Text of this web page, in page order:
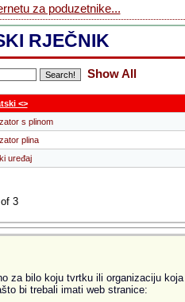
za poduzetnike...
RJEČNIK
Show All
<>
s plinom
plina
uređaj
3
za bilo koju tvrtku ili organizaciju koja
bi trebali imati web stranice: